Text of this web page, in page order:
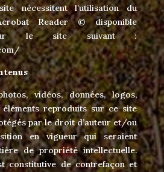
nécessitent l’utilisation du
Reader © disponible
sur le site suivant :
vidéos, données, logos,
reproduits sur ce site
par le droit d’auteur et/ou
en vigueur qui seraient
de propriété intellectuelle.
constitutive de contrefaçon et